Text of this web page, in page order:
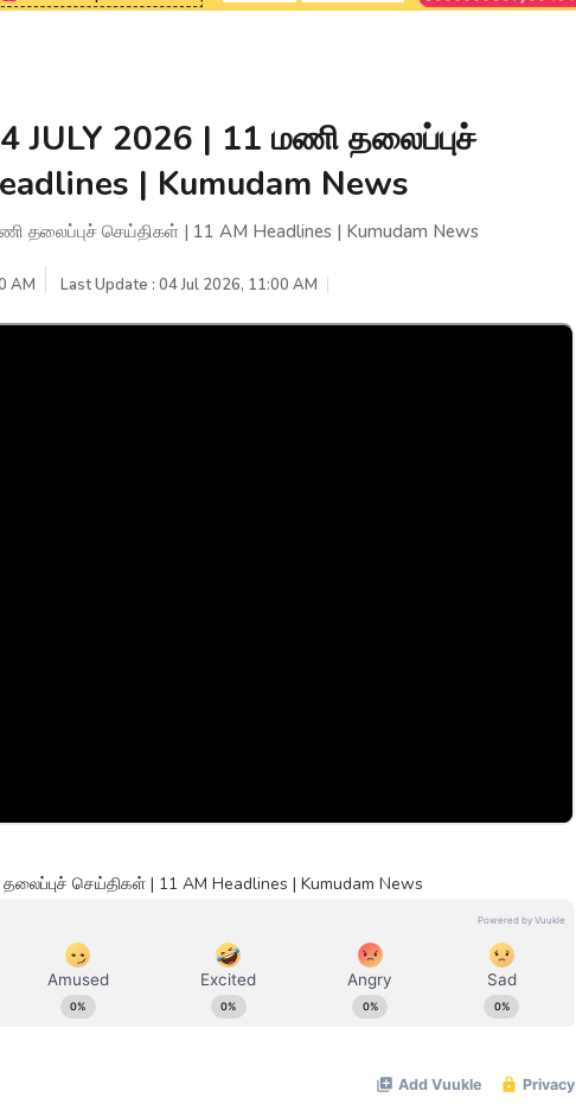
JULY 2026 | 11 மணி தலைப்புச்
| Kumudam News
தலைப்புச் செய்திகள் | 11 AM Headlines | Kumudam News
AM Last Update : 04 Jul 2026, 11:00 AM
செய்திகள் | 11 AM Headlines | Kumudam News